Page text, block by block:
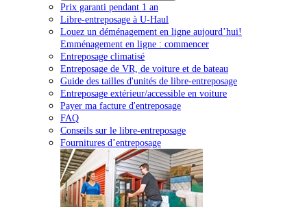
Prix garanti pendant 1 an
Libre-entreposage à U-Haul
Louez un déménagement en ligne aujourd’hui!
Emménagement en ligne : commencer
Entreposage climatisé
Entreposage de VR, de voiture et de bateau
Guide des tailles d'unités de libre-entreposage
Entreposage extérieur/accessible en voiture
Payer ma facture d'entreposage
FAQ
Conseils sur le libre-entreposage
Fournitures d’entreposage